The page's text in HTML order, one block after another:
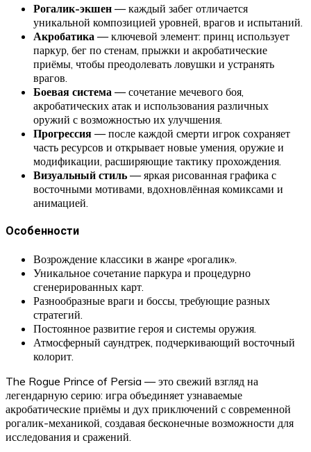
Рогалик-экшен — каждый забег отличается
уникальной композицией уровней, врагов и испытаний.
Акробатика — ключевой элемент: принц использует
паркур, бег по стенам, прыжки и акробатические
приёмы, чтобы преодолевать ловушки и устранять
врагов.
Боевая система — сочетание мечевого боя,
акробатических атак и использования различных
оружий с возможностью их улучшения.
Прогрессия — после каждой смерти игрок сохраняет
часть ресурсов и открывает новые умения, оружие и
модификации, расширяющие тактику прохождения.
Визуальный стиль — яркая рисованная графика с
восточными мотивами, вдохновлённая комиксами и
анимацией.
Особенности
Возрождение классики в жанре «рогалик».
Уникальное сочетание паркура и процедурно
сгенерированных карт.
Разнообразные враги и боссы, требующие разных
стратегий.
Постоянное развитие героя и системы оружия.
Атмосферный саундтрек, подчеркивающий восточный
колорит.
The Rogue Prince of Persia — это свежий взгляд на
легендарную серию: игра объединяет узнаваемые
акробатические приёмы и дух приключений с современной
рогалик-механикой, создавая бесконечные возможности для
исследования и сражений.